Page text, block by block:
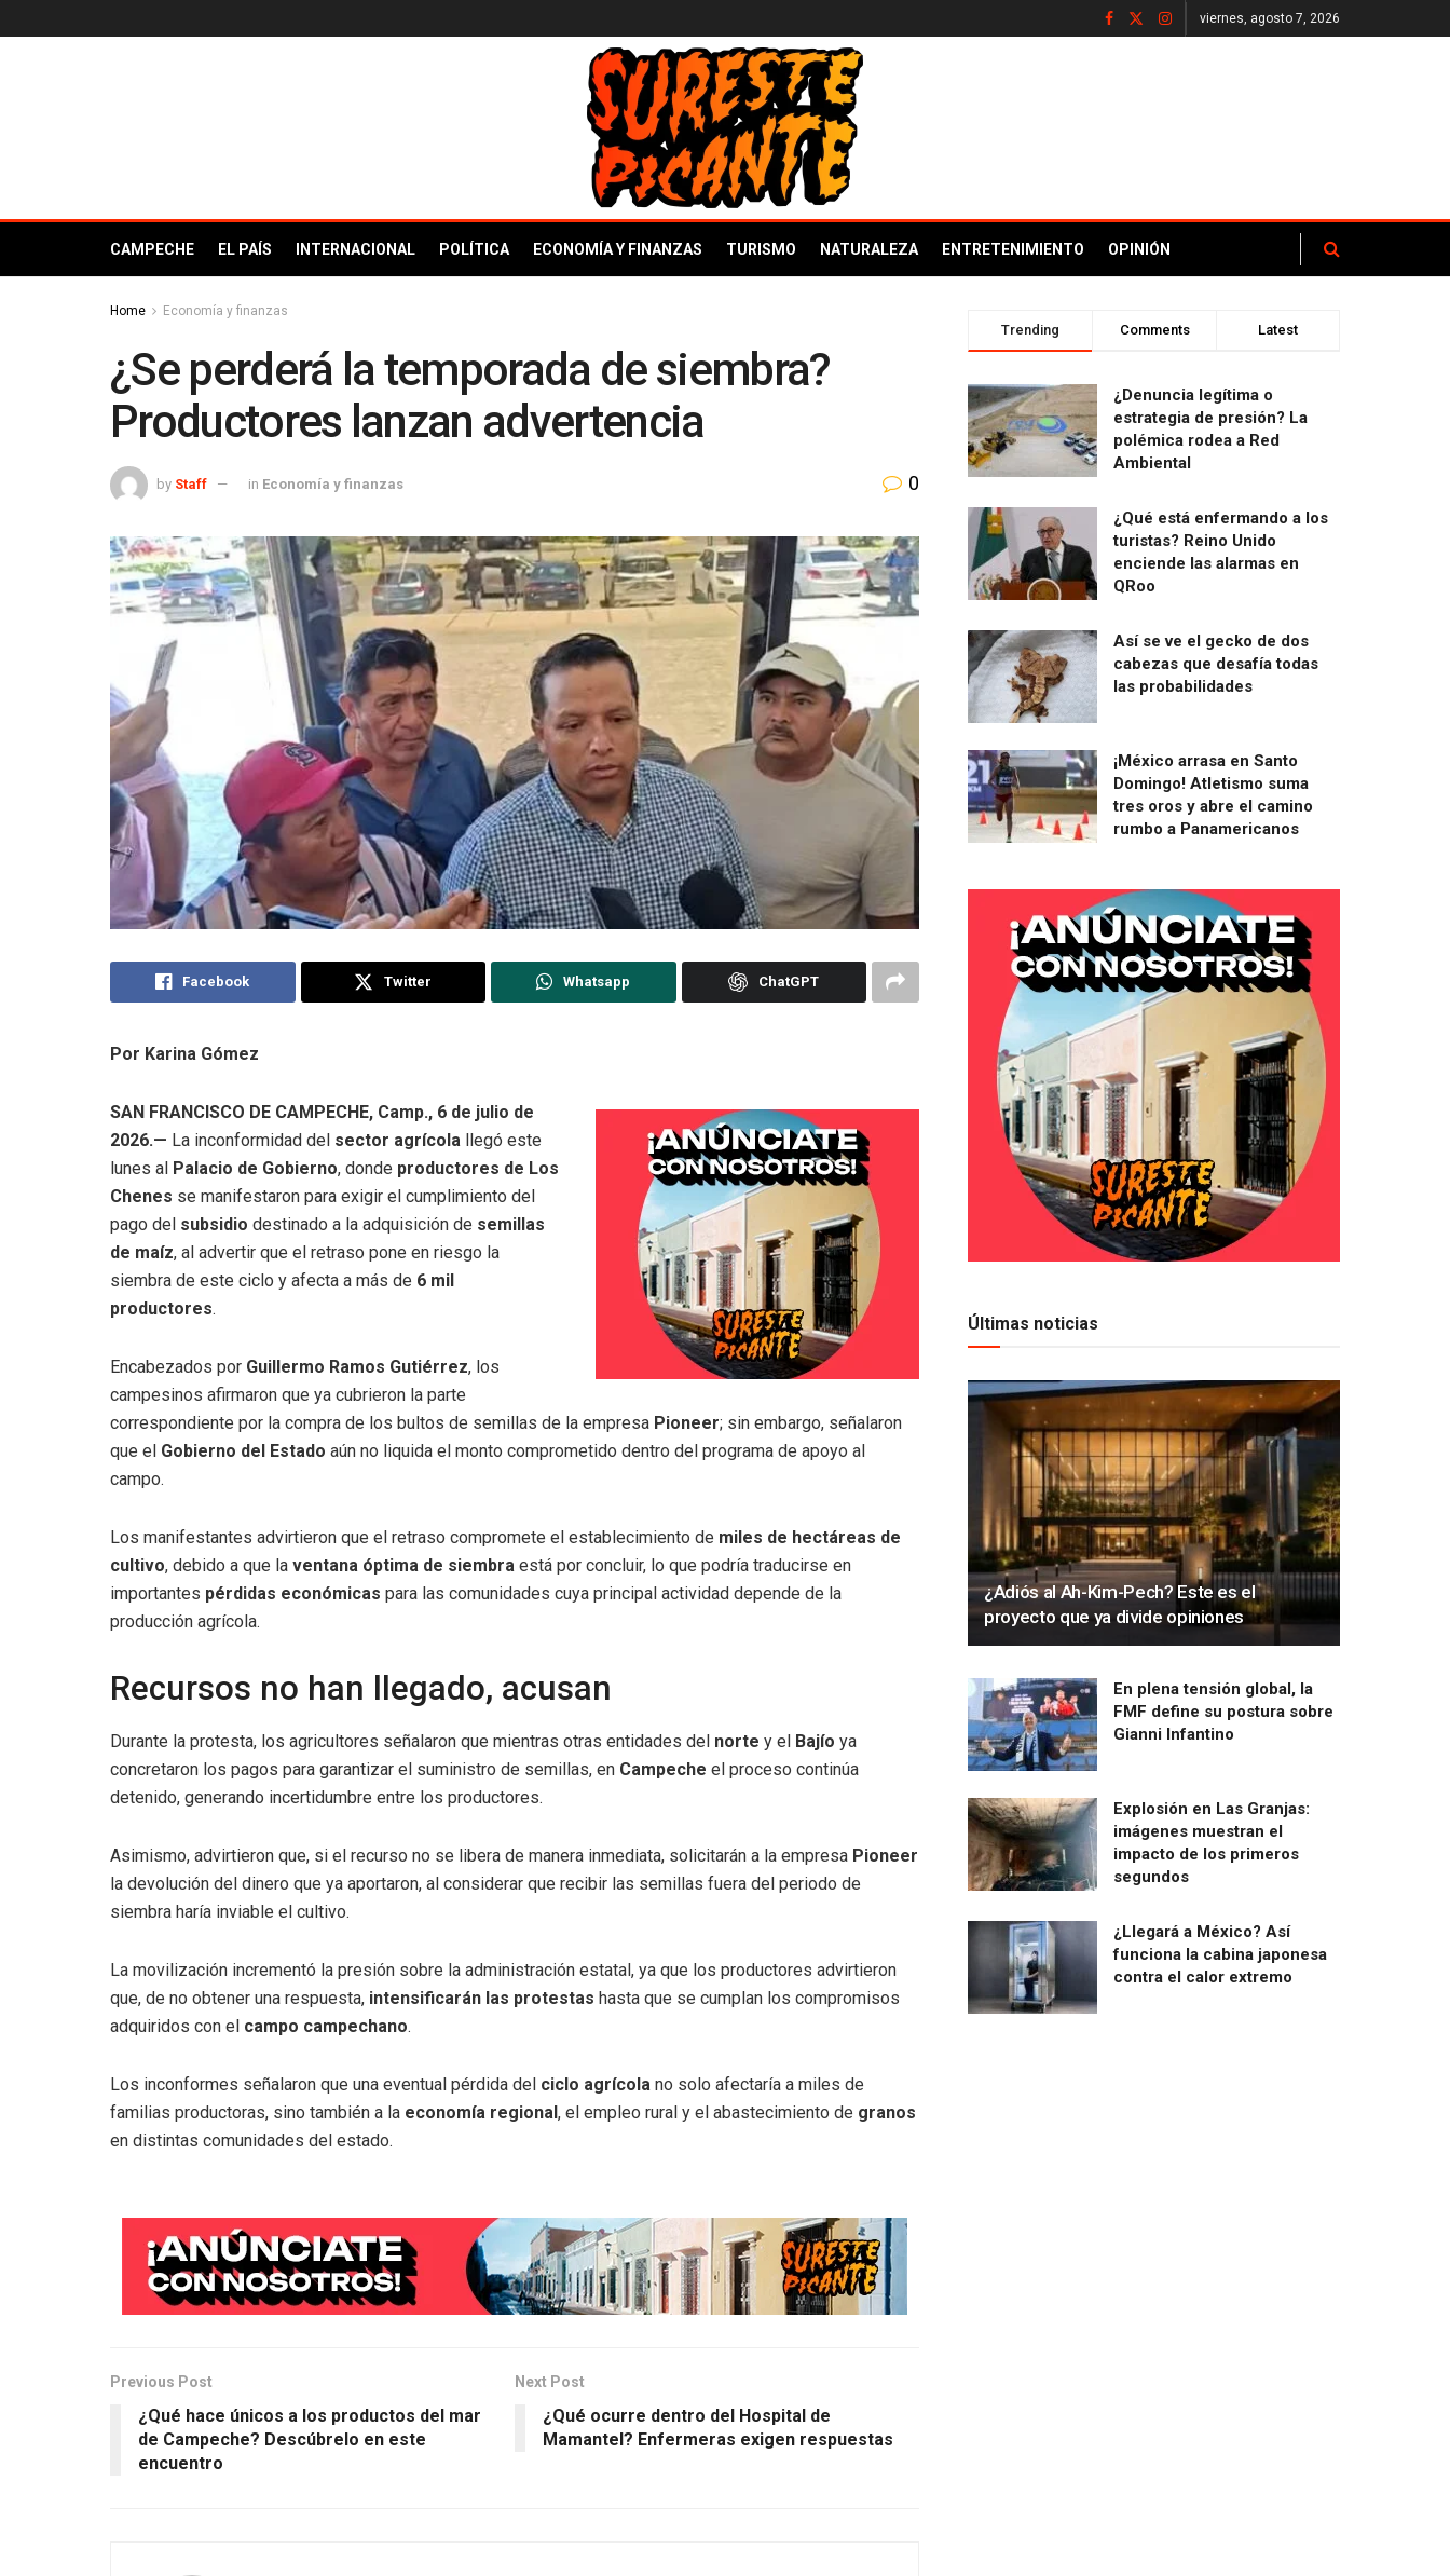
viernes, agosto 7, 2026
CAMPECHE EL PAÍS INTERNACIONAL POLÍTICA ECONOMÍA Y FINANZAS TURISMO NATURALEZA ENTRETENIMIENTO OPINIÓN
Home Economía y finanzas
¿Se perderá la temporada de siembra?
Productores lanzan advertencia
by Staff in Economía y finanzas 0
Facebook Twitter Whatsapp ChatGPT
Por Karina Gómez
SAN FRANCISCO DE CAMPECHE, Camp., 6 de julio de
2026.— La inconformidad del sector agrícola llegó este
lunes al Palacio de Gobierno, donde productores de Los
Chenes se manifestaron para exigir el cumplimiento del
pago del subsidio destinado a la adquisición de semillas
de maíz, al advertir que el retraso pone en riesgo la
siembra de este ciclo y afecta a más de 6 mil
productores.
Encabezados por Guillermo Ramos Gutiérrez, los
campesinos afirmaron que ya cubrieron la parte
correspondiente por la compra de los bultos de semillas de la empresa Pioneer; sin embargo, señalaron
que el Gobierno del Estado aún no liquida el monto comprometido dentro del programa de apoyo al
campo.
Los manifestantes advirtieron que el retraso compromete el establecimiento de miles de hectáreas de
cultivo, debido a que la ventana óptima de siembra está por concluir, lo que podría traducirse en
importantes pérdidas económicas para las comunidades cuya principal actividad depende de la
producción agrícola.
Recursos no han llegado, acusan
Durante la protesta, los agricultores señalaron que mientras otras entidades del norte y el Bajío ya
concretaron los pagos para garantizar el suministro de semillas, en Campeche el proceso continúa
detenido, generando incertidumbre entre los productores.
Asimismo, advirtieron que, si el recurso no se libera de manera inmediata, solicitarán a la empresa Pioneer
la devolución del dinero que ya aportaron, al considerar que recibir las semillas fuera del periodo de
siembra haría inviable el cultivo.
La movilización incrementó la presión sobre la administración estatal, ya que los productores advirtieron
que, de no obtener una respuesta, intensificarán las protestas hasta que se cumplan los compromisos
adquiridos con el campo campechano.
Los inconformes señalaron que una eventual pérdida del ciclo agrícola no solo afectaría a miles de
familias productoras, sino también a la economía regional , el empleo rural y el abastecimiento de granos
en distintas comunidades del estado.
Previous Post
¿Qué hace únicos a los productos del mar
de Campeche? Descúbrelo en este
encuentro
Next Post
¿Qué ocurre dentro del Hospital de
Mamantel? Enfermeras exigen respuestas
Trending Comments Latest
¿Denuncia legítima o
estrategia de presión? La
polémica rodea a Red
Ambiental
¿Qué está enfermando a los
turistas? Reino Unido
enciende las alarmas en
QRoo
Así se ve el gecko de dos
cabezas que desafía todas
las probabilidades
¡México arrasa en Santo
Domingo! Atletismo suma
tres oros y abre el camino
rumbo a Panamericanos
Últimas noticias
¿Adiós al Ah-Kim-Pech? Este es el
proyecto que ya divide opiniones
En plena tensión global, la
FMF define su postura sobre
Gianni Infantino
Explosión en Las Granjas:
imágenes muestran el
impacto de los primeros
segundos
¿Llegará a México? Así
funciona la cabina japonesa
contra el calor extremo